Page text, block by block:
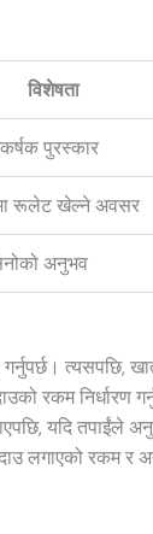
विशेषता
पुरस्कार
रूलेट खेल्ने अवसर
अनुभव
त्यसपछि,
रकम निर्धारण
यदि तपाईंले
लगाएको रकम र